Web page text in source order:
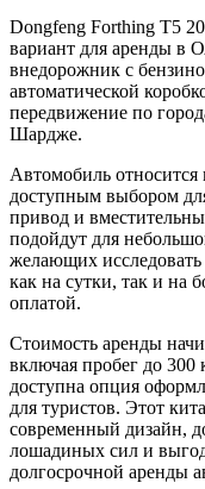
Dongfeng Forthing T5
вариант для аренды в
внедорожник с
автоматической
передвижение по
Шардже.
Автомобиль относится
доступным выбором
привод и
подойдут для
желающих
как на сутки, так и на
оплатой.
Стоимость аренды
включая пробег до 300
доступна опция
для туристов. Этот
современный дизайн,
лошадиных сил и
долгосрочной аренды